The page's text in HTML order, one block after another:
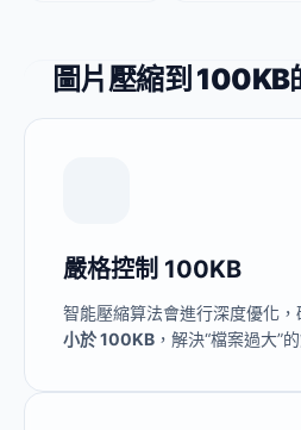
圖片壓縮到 100KB
嚴格控制 100KB
智能壓縮算法會進行深度優化
小於 100KB ，解決“檔案過大”